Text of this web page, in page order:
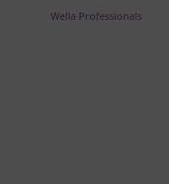
Wella Professionals